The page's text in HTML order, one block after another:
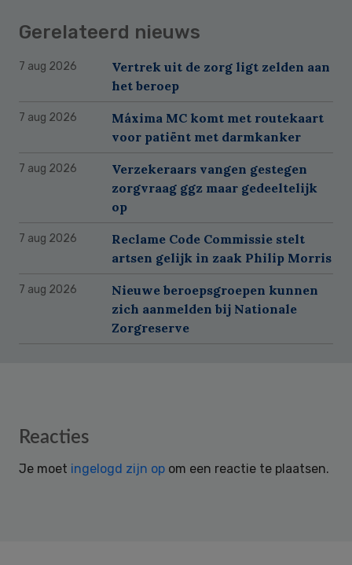
Gerelateerd nieuws
7 aug 2026
Vertrek uit de zorg ligt zelden aan
het beroep
7 aug 2026
Máxima MC komt met routekaart
voor patiënt met darmkanker
7 aug 2026
Verzekeraars vangen gestegen
zorgvraag ggz maar gedeeltelijk
op
7 aug 2026
Reclame Code Commissie stelt
artsen gelijk in zaak Philip Morris
7 aug 2026
Nieuwe beroepsgroepen kunnen
zich aanmelden bij Nationale
Zorgreserve
Reader
Reacties
Je moet ingelogd zijn op om een reactie te plaatsen.